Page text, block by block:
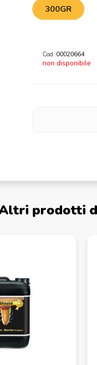
300GR
Cod. 00020664
non disponibile
prodotti